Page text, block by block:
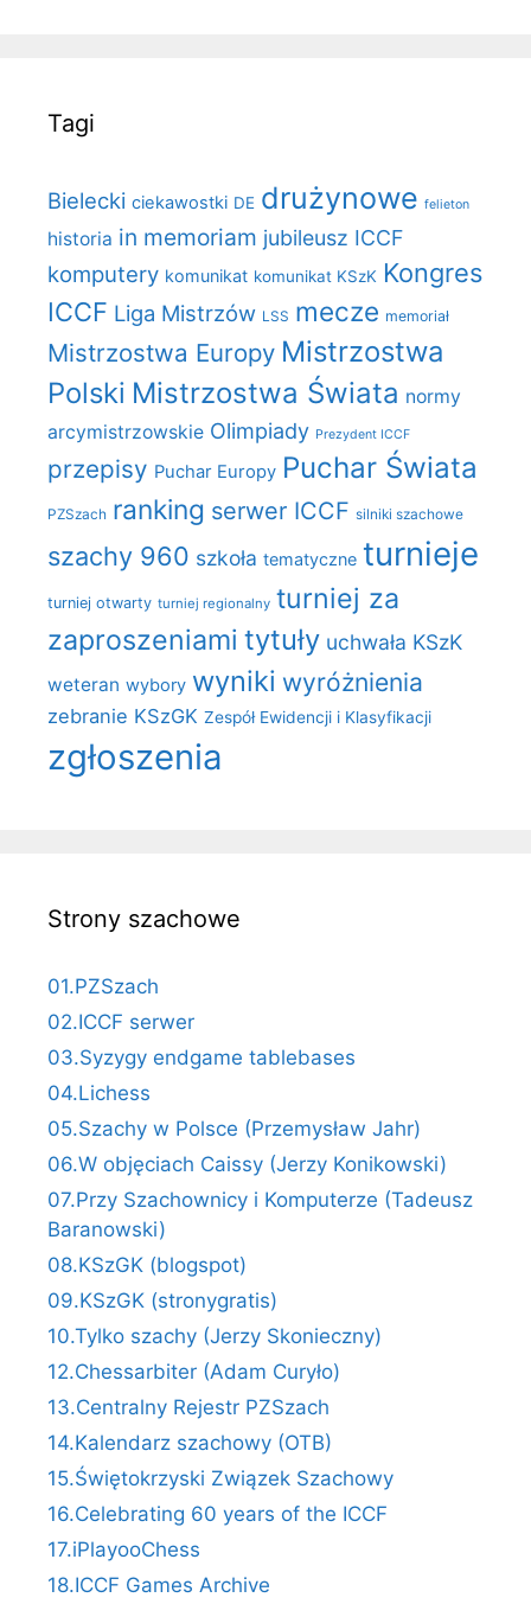
Tagi
Bielecki ciekawostki DE drużynowe felieton
historia in memoriam jubileusz ICCF
komputery komunikat komunikat KSzK Kongres
ICCF Liga Mistrzów LSS mecze memoriał
Mistrzostwa Europy Mistrzostwa
Polski Mistrzostwa Świata normy
arcymistrzowskie Olimpiady Prezydent ICCF
przepisy Puchar Europy Puchar Świata
PZSzach ranking serwer ICCF silniki szachowe
szachy 960 szkoła tematyczne turnieje
turniej otwarty turniej regionalny turniej za
zaproszeniami tytuły uchwała KSzK
weteran wybory wyniki wyróżnienia
zebranie KSzGK Zespół Ewidencji i Klasyfikacji
zgłoszenia
Strony szachowe
01.PZSzach
02.ICCF serwer
03.Syzygy endgame tablebases
04.Lichess
05.Szachy w Polsce (Przemysław Jahr)
06.W objęciach Caissy (Jerzy Konikowski)
07.Przy Szachownicy i Komputerze (Tadeusz
Baranowski)
08.KSzGK (blogspot)
09.KSzGK (stronygratis)
10.Tylko szachy (Jerzy Skonieczny)
12.Chessarbiter (Adam Curyło)
13.Centralny Rejestr PZSzach
14.Kalendarz szachowy (OTB)
15.Świętokrzyski Związek Szachowy
16.Celebrating 60 years of the ICCF
17.iPlayooChess
18.ICCF Games Archive